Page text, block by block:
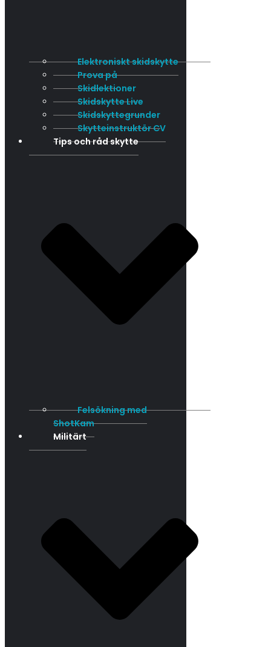
Elektroniskt skidskytte
Prova på
Skidlektioner
Skidskytte Live
Skidskyttegrunder
Skytteinstruktör CV
Tips och råd skytte
Felsökning med
ShotKam
Militärt